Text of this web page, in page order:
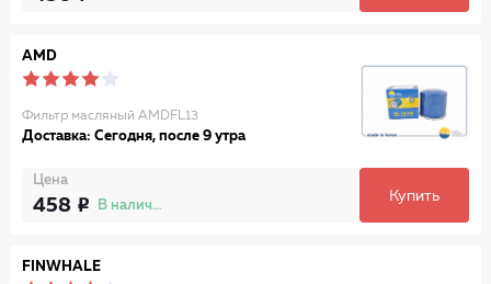
AMD
Фильтр масляный AMDFL13
Доставка: Сегодня, после 9 утра
Цена
458 В наличии
Купить
FINWHALE